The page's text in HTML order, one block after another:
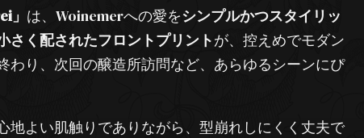
」 は、Woinemerへの愛をシンプルかつスタイリッ
さく配されたフロントプリントが、控えめでモダン
り、次回の醸造所訪問など、あらゆるシーンにぴ
地よい肌触りでありながら、型崩れしにくく丈夫で